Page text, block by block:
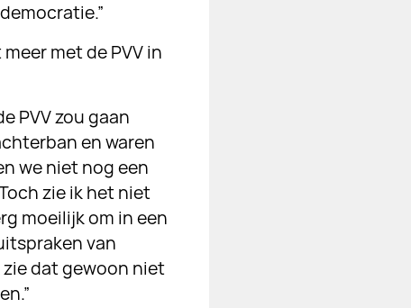
met de PVV in
PVV zou gaan
en waren
we niet nog een
zie ik het niet
moeilijk om in een
van
zie dat gewoon niet